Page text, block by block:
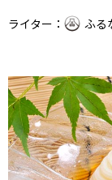
ライター：
ふる